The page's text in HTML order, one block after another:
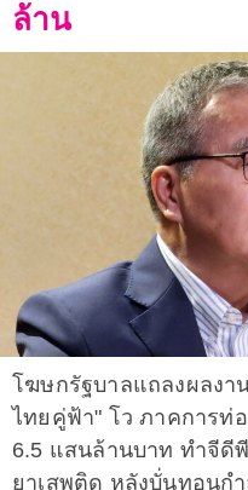
ล้าน
โฆษกรัฐบาล​แถลงผลงา
ไทยคู่ฟ้า" โว​ ภาคการท่อ
6.5 แสนล้านบาท​ ทำจีดี
ยาเสพติด​ หลังบั่นทอนก